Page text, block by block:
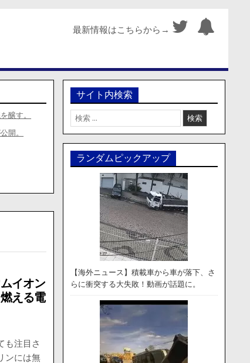
最新情報はこちらから→
醸す。
開。
イオン
える電
も注目さ
ンには無
サイト内検索
検
索:
ランダムピックアップ
【海外ニュース】積載車から車が落下、さ
らに衝突する大失敗！動画が話題に。